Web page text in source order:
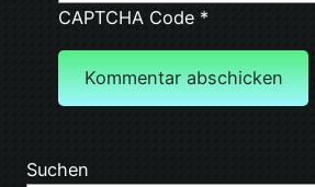
CAPTCHA Code*
Suchen